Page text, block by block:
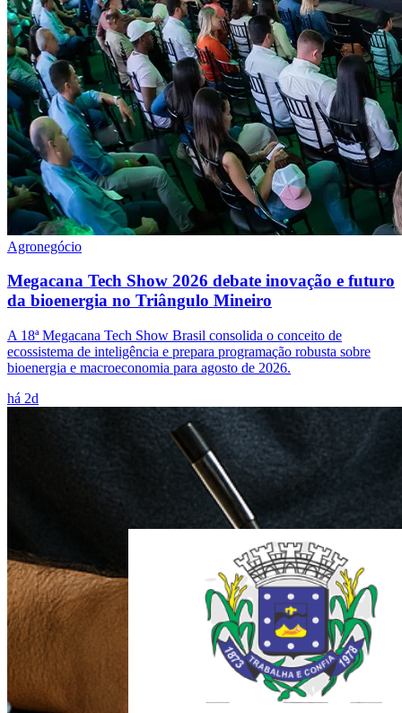
Agronegócio
Megacana Tech Show 2026 debate inovação e futuro
da bioenergia no Triângulo Mineiro
A 18ª Megacana Tech Show Brasil consolida o conceito de
ecossistema de inteligência e prepara programação robusta sobre
bioenergia e macroeconomia para agosto de 2026.
há 2d